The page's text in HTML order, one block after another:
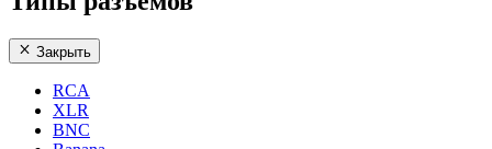
Закрыть
RCA
XLR
BNC